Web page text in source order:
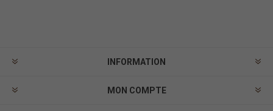
INFORMATION
MON COMPTE